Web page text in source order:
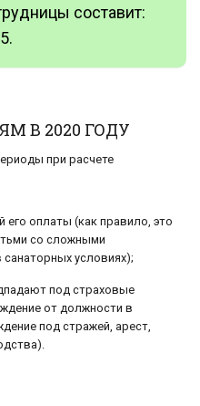
составит:
В 2020 ГОДУ
при расчете
его оплаты (как правило, это
со сложными
условиях);
под страховые
от должности в
под стражей, арест,